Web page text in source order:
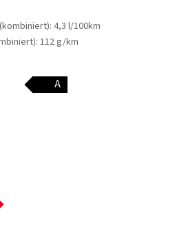
4,3 l/100km
112 g/km
A